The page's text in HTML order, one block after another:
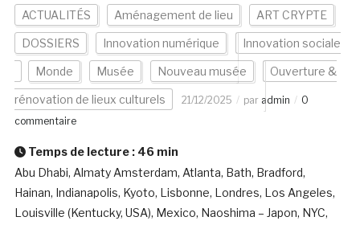
ACTUALITÉS Aménagement de lieu ART CRYPTE
DOSSIERS Innovation numérique Innovation sociale
Monde Musée Nouveau musée Ouverture &
rénovation de lieux culturels 21/12/2025 par admin
0
commentaire
Temps de lecture : 46 min
Abu Dhabi, Almaty Amsterdam, Atlanta, Bath, Bradford,
Hainan, Indianapolis, Kyoto, Lisbonne, Londres, Los Angeles,
Louisville (Kentucky, USA), Mexico, Naoshima – Japon, NYC,